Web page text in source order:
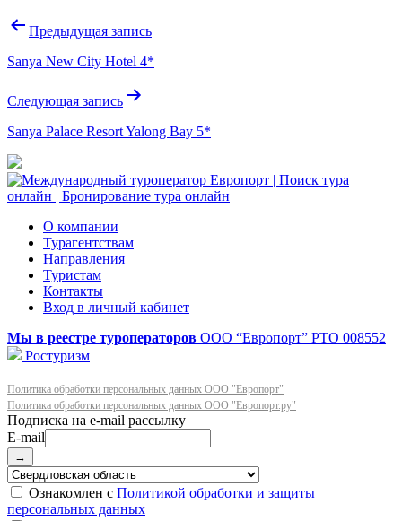
Навигация
записям
Предыдущая запись
Sanya New City Hotel 4*
Следующая запись
Sanya Palace Resort Yalong Bay 5*
О компании
Турагентствам
Направления
Туристам
Контакты
Вход в личный кабинет
Мы в реестре туроператоров ООО “Европорт” РТО 008552
Ростуризм
Политика обработки персональных данных ООО "Европорт"
Политика обработки персональных данных ООО "Европорт.ру"
E-mail
→
Ознакомлен с Политикой обработки и защиты
персональных данных